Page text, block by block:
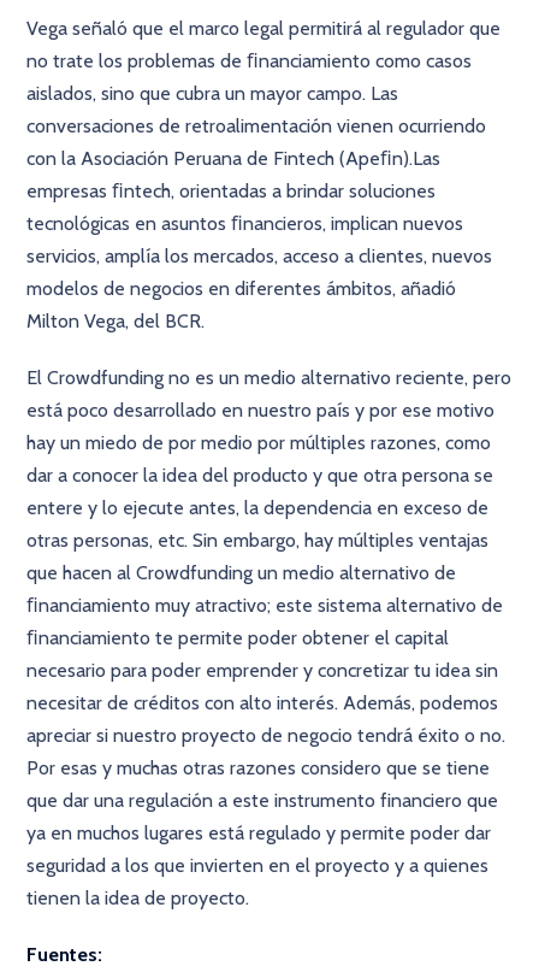
Vega señaló que el marco legal permitirá al regulador que
no trate los problemas de ﬁnanciamiento como casos
aislados, sino que cubra un mayor campo. Las
conversaciones de retroalimentación vienen ocurriendo
con la Asociación Peruana de Fintech (Apeﬁn).Las
empresas ﬁntech, orientadas a brindar soluciones
tecnológicas en asuntos ﬁnancieros, implican nuevos
servicios, amplía los mercados, acceso a clientes, nuevos
modelos de negocios en diferentes ámbitos, añadió
Milton Vega, del BCR.
El Crowdfunding no es un medio alternativo reciente, pero
está poco desarrollado en nuestro país y por ese motivo
hay un miedo de por medio por múltiples razones, como
dar a conocer la idea del producto y que otra persona se
entere y lo ejecute antes, la dependencia en exceso de
otras personas, etc. Sin embargo, hay múltiples ventajas
que hacen al Crowdfunding un medio alternativo de
ﬁnanciamiento muy atractivo; este sistema alternativo de
ﬁnanciamiento te permite poder obtener el capital
necesario para poder emprender y concretizar tu idea sin
necesitar de créditos con alto interés. Además, podemos
apreciar si nuestro proyecto de negocio tendrá éxito o no.
Por esas y muchas otras razones considero que se tiene
que dar una regulación a este instrumento financiero que
ya en muchos lugares está regulado y permite poder dar
seguridad a los que invierten en el proyecto y a quienes
tienen la idea de proyecto.
Fuentes: